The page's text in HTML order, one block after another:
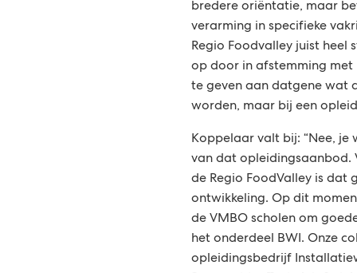
bredere oriëntatie, maar
verarming in specifieke
Regio Foodvalley juist heel
op door in afstemming met
te geven aan datgene wat
worden, maar bij een
Koppelaar valt bij: “Nee, je
van dat opleidingsaanbod.
de Regio FoodValley is dat
ontwikkeling. Op dit
de VMBO scholen om
het onderdeel BWI. Onze
opleidingsbedrijf